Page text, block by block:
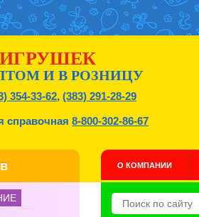
И В РОЗНИЦУ
354-33-62, (383) 291-28-29
справочная 8-800-302-86-67
О КОМПАНИИ